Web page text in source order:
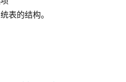
表的结构。